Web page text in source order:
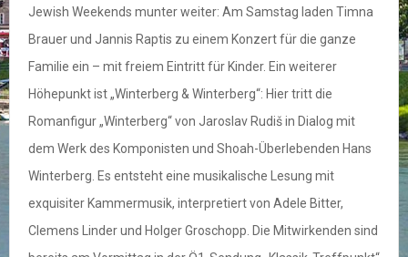
Jewish Weekends munter weiter: Am Samstag laden Timna
Brauer und Jannis Raptis zu einem Konzert für die ganze
Familie ein – mit freiem Eintritt für Kinder. Ein weiterer
Höhepunkt ist „Winterberg & Winterberg“: Hier tritt die
Romanfigur „Winterberg“ von Jaroslav Rudiš in Dialog mit
dem Werk des Komponisten und Shoah-Überlebenden Hans
Winterberg. Es entsteht eine musikalische Lesung mit
exquisiter Kammermusik, interpretiert von Adele Bitter,
Clemens Linder und Holger Groschopp. Die Mitwirkenden sind